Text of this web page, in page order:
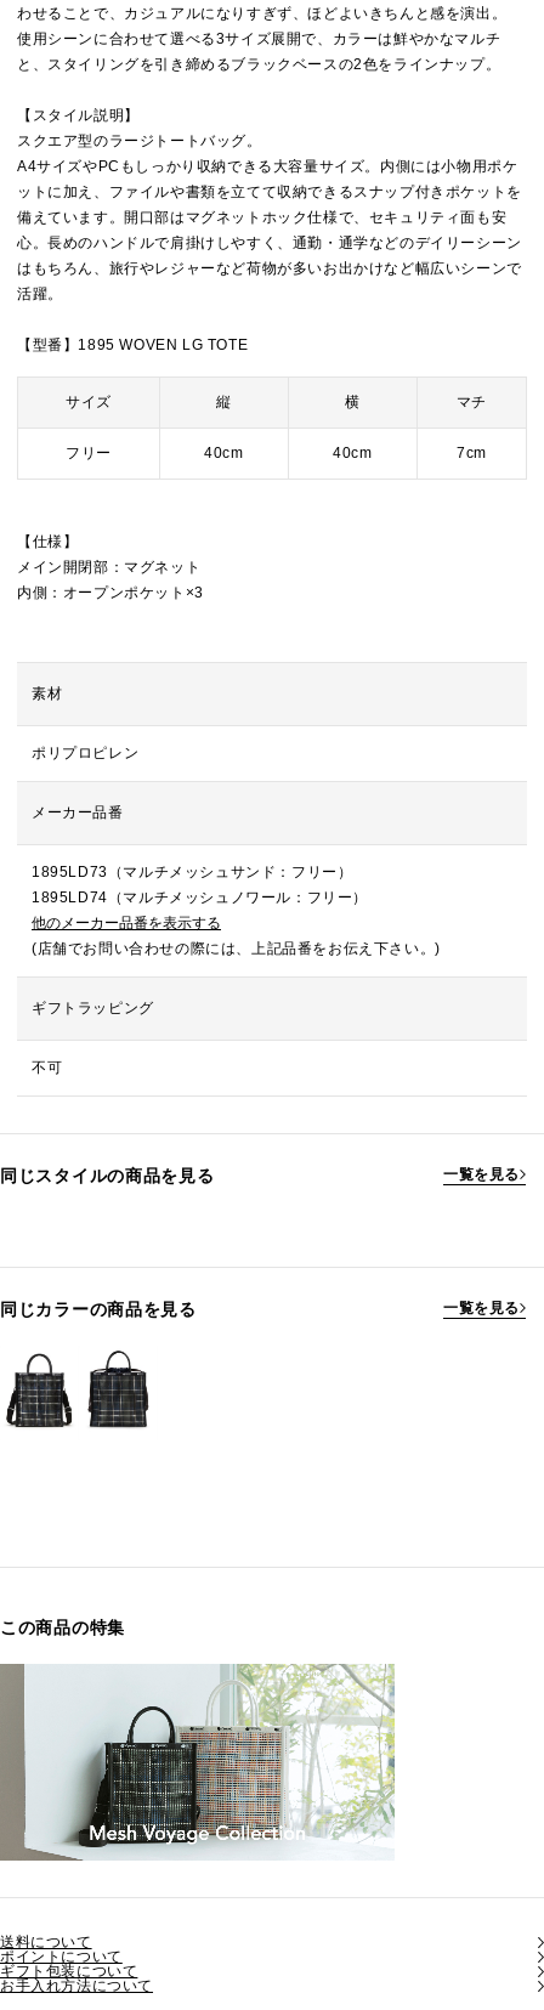
わせることで、カジュアルになりすぎず、ほどよいきちんと感を演出。
使用シーンに合わせて選べる3サイズ展開で、カラーは鮮やかなマルチ
と、スタイリングを引き締めるブラックベースの2色をラインナップ。
【スタイル説明】
スクエア型のラージトートバッグ。
A4サイズやPCもしっかり収納できる大容量サイズ。内側には小物用ポケ
ットに加え、ファイルや書類を立てて収納できるスナップ付きポケットを
備えています。開口部はマグネットホック仕様で、セキュリティ面も安
心。長めのハンドルで肩掛けしやすく、通勤・通学などのデイリーシーン
はもちろん、旅行やレジャーなど荷物が多いお出かけなど幅広いシーンで
活躍。
【型番】1895 WOVEN LG TOTE
サイズ 縦 横 マチ
フリー 40cm 40cm 7cm
【仕様】
メイン開閉部：マグネット
内側：オープンポケット×3
素材
ポリプロピレン
メーカー品番
1895LD73（マルチメッシュサンド：フリー）
1895LD74（マルチメッシュノワール：フリー）
他のメーカー品番を表示する
(店舗でお問い合わせの際には、上記品番をお伝え下さい。)
ギフトラッピング
不可
同じスタイルの商品を見る 一覧を見る
同じカラーの商品を見る 一覧を見る
この商品の特集
送料について
ポイントについて
ギフト包装について
お手入れ方法について